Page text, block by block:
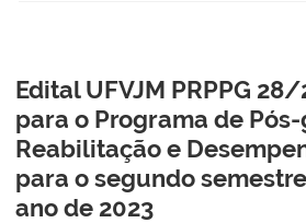
Edital UFVJM PRPPG
para o Programa de
Reabilitação e
para o segundo
ano de 2023